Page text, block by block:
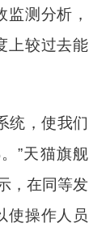
测分析，
上较过去能
统，使我们
。”天猫旗舰
，在同等发
使操作人员